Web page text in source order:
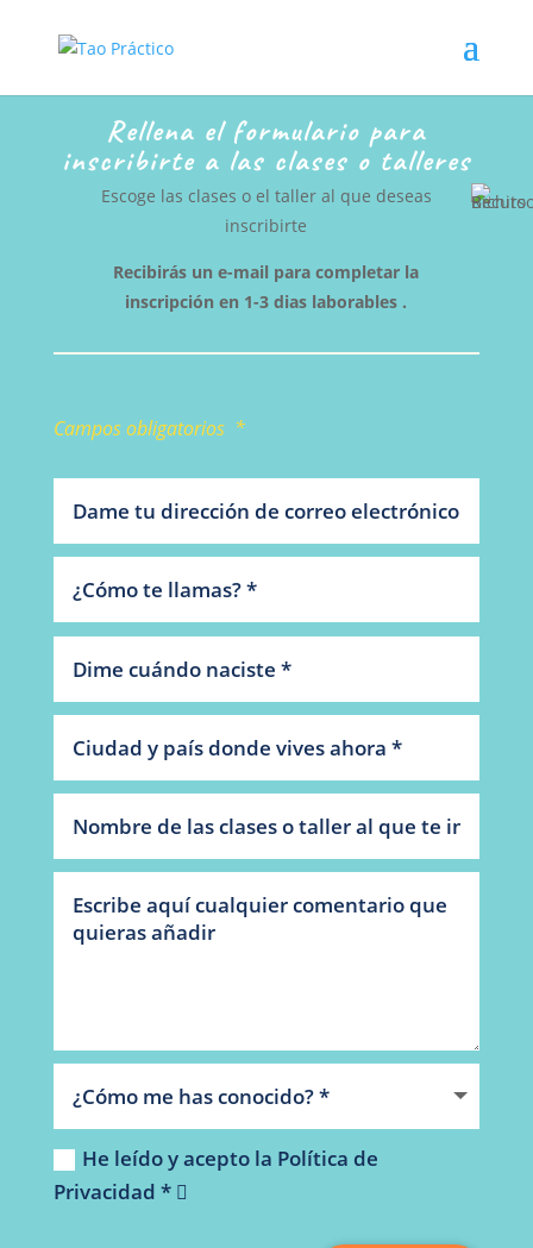
Rellena el formulario para
inscribirte a las clases o talleres
Escoge las clases o el taller al que deseas
inscribirte
Recibirás un e-mail para completar la
inscripción en 1-3 dias laborables .
Campos obligatorios *
He leído y acepto la Política de
Privacidad *